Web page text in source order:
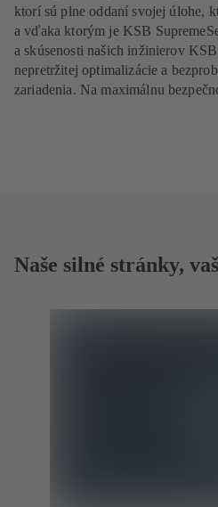
ktorí sú plne oddaní svojej úlohe,
a vďaka ktorým je KSB
a skúsenosti našich inžinierov
nepretržitej optimalizácie a
zariadenia. Na maximálnu
Naše silné stránky,